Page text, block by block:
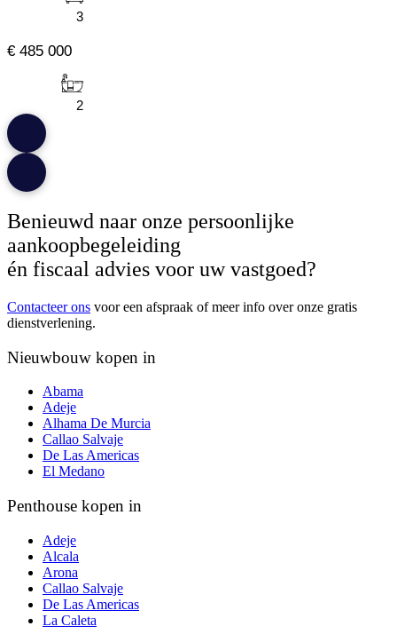
3
€ 485 000
2
Benieuwd naar onze persoonlijke
aankoopbegeleiding
én fiscaal advies voor uw vastgoed?
Contacteer ons voor een afspraak of meer info over onze gratis
dienstverlening.
Nieuwbouw kopen in
Abama
Adeje
Alhama De Murcia
Callao Salvaje
De Las Americas
El Medano
Penthouse kopen in
Adeje
Alcala
Arona
Callao Salvaje
De Las Americas
La Caleta